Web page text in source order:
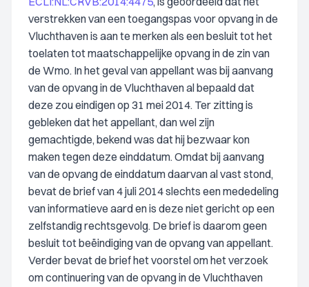
verstrekken van een toegangspas voor opvang in de
Vluchthaven is aan te merken als een besluit tot het
toelaten tot maatschappelijke opvang in de zin van
de Wmo. In het geval van appellant was bij aanvang
van de opvang in de Vluchthaven al bepaald dat
deze zou eindigen op 31 mei 2014. Ter zitting is
gebleken dat het appellant, dan wel zijn
gemachtigde, bekend was dat hij bezwaar kon
maken tegen deze einddatum. Omdat bij aanvang
van de opvang de einddatum daarvan al vast stond,
bevat de brief van 4 juli 2014 slechts een mededeling
van informatieve aard en is deze niet gericht op een
zelfstandig rechtsgevolg. De brief is daarom geen
besluit tot beëindiging van de opvang van appellant.
Verder bevat de brief het voorstel om het verzoek
om continuering van de opvang in de Vluchthaven